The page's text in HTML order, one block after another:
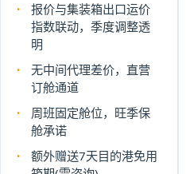
报价与集装箱出口运价
指数联动，季度调整透
明
无中间代理差价，直营
订舱通道
周班固定舱位，旺季保
舱承诺
额外赠送7天目的港免用